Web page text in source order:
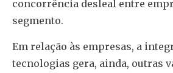
concorrência desleal entre
segmento.
Em relação às empresas, a
tecnologias gera, ainda, outras